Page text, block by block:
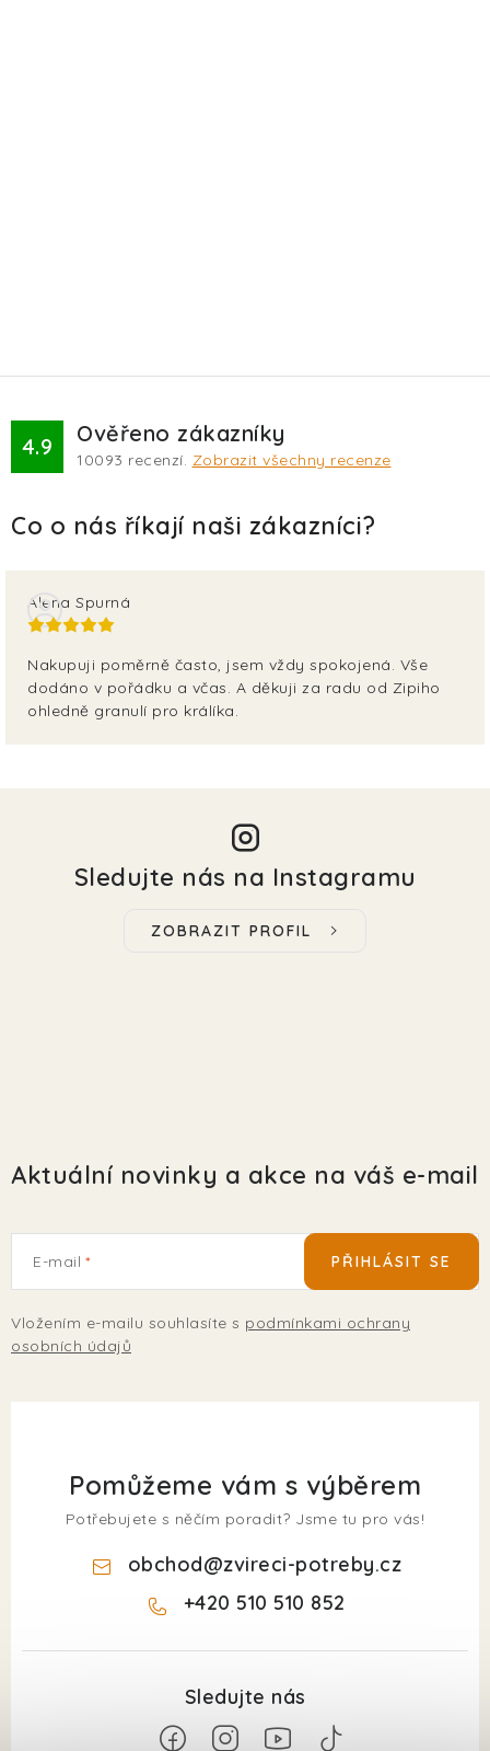
4.9 Ověřeno zákazníky
10093 recenzí. Zobrazit všechny recenze
Alena Spurná
Nakupuji poměrně často, jsem vždy spokojená. Vše
dodáno v pořádku a včas. A děkuji za radu od Zipiho
ohledně granulí pro králíka.
Sledujte nás na Instagramu
ZOBRAZIT PROFIL
Aktuální novinky a akce na váš e-mail
E-mail
Vložením e-mailu souhlasíte s podmínkami ochrany
osobních údajů
PŘIHLÁSIT SE
Pomůžeme vám s výběrem
Potřebujete s něčím poradit? Jsme tu pro vás!
obchod@zvireci-potreby.cz
+420 510 510 852